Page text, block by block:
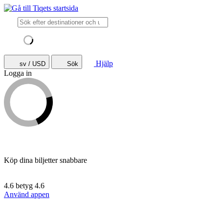
sv / USD Sök
Hjälp
Logga in
Köp dina biljetter snabbare
4.6 betyg 4.6
Använd appen